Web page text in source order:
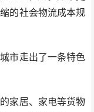
的社会物流成本规
市走出了一条特色
家居、家电等货物